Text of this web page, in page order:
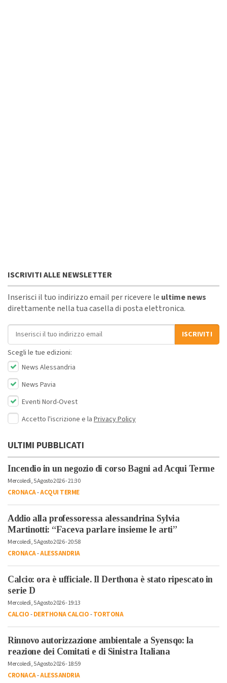
ISCRIVITI ALLE NEWSLETTER
Inserisci il tuo indirizzo email per ricevere le ultime news
direttamente nella tua casella di posta elettronica.
Indirizzo email
ISCRIVITI
Scegli le tue edizioni:
News Alessandria
News Pavia
Eventi Nord-Ovest
Accetto l'iscrizione e la Privacy Policy
ULTIMI PUBBLICATI
Incendio in un negozio di corso Bagni ad Acqui Terme
Mercoledì, 5 Agosto 2026 - 21:30
CRONACA-ACQUI TERME
Addio alla professoressa alessandrina Sylvia
Martinotti: “Faceva parlare insieme le arti”
Mercoledì, 5 Agosto 2026 - 20:58
CRONACA-ALESSANDRIA
Calcio: ora è ufficiale. Il Derthona è stato ripescato in
serie D
Mercoledì, 5 Agosto 2026 - 19:13
CALCIO-DERTHONA CALCIO-TORTONA
Rinnovo autorizzazione ambientale a Syensqo: la
reazione dei Comitati e di Sinistra Italiana
Mercoledì, 5 Agosto 2026 - 18:59
CRONACA-ALESSANDRIA